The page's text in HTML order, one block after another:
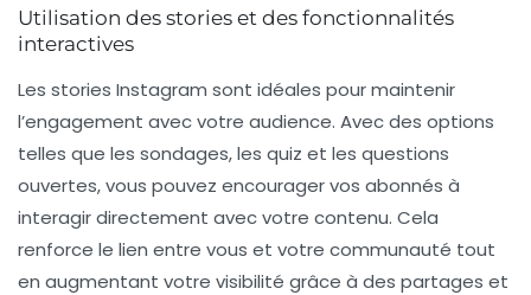
Utilisation des stories et des fonctionnalités
interactives
Les stories Instagram sont idéales pour maintenir
l’engagement avec votre audience. Avec des options
telles que les sondages, les quiz et les questions
ouvertes, vous pouvez encourager vos abonnés à
interagir directement avec votre contenu. Cela
renforce le lien entre vous et votre communauté tout
en augmentant votre visibilité grâce à des partages et